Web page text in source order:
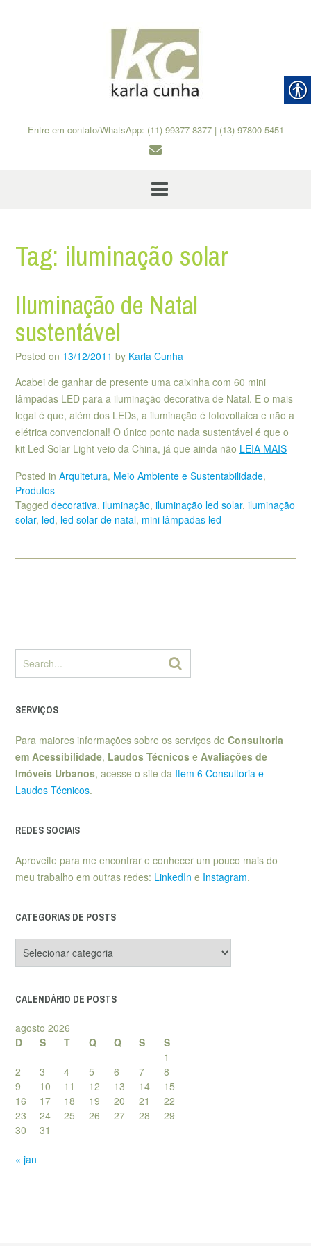
Entre em contato/WhatsApp: (11) 99377-8377 | (13) 97800-5451
Tag: iluminação solar
Iluminação de Natal
sustentável
Posted on 13/12/2011 by Karla Cunha
Acabei de ganhar de presente uma caixinha com 60 mini
lâmpadas LED para a iluminação decorativa de Natal. E o mais
legal é que, além dos LEDs, a iluminação é fotovoltaica e não a
elétrica convencional! O único ponto nada sustentável é que o
kit Led Solar Light veio da China, já que ainda não LEIA MAIS
Posted in Arquitetura, Meio Ambiente e Sustentabilidade,
Produtos
Tagged decorativa, iluminação, iluminação led solar, iluminação
solar, led, led solar de natal, mini lâmpadas led
SERVIÇOS
Para maiores informações sobre os serviços de Consultoria
em Acessibilidade, Laudos Técnicos e Avaliações de
Imóveis Urbanos, acesse o site da Item 6 Consultoria e
Laudos Técnicos.
REDES SOCIAIS
Aproveite para me encontrar e conhecer um pouco mais do
meu trabalho em outras redes: LinkedIn e Instagram.
CATEGORIAS DE POSTS
de
CALENDÁRIO DE POSTS
agosto 2026
D
S T Q Q S
S
1
2
3 4 5 6 7
8
9
10 11 12 13 14
15
16
17 18 19 20 21
22
23
24 25 26 27 28
29
30
31
« jan